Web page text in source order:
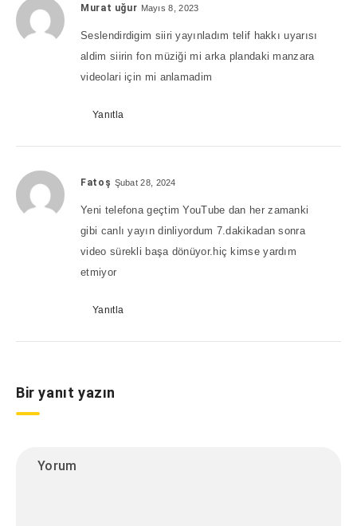
Murat uğur Mayıs 8, 2023
Seslendirdigim siiri yayınladım telif hakkı uyarısı
aldim siirin fon müziği mi arka plandaki manzara
videolari için mi anlamadim
Yanıtla
Fatoş Şubat 28, 2024
Yeni telefona geçtim YouTube dan her zamanki
gibi canlı yayın dinliyordum 7.dakikadan sonra
video sürekli başa dönüyor.hiç kimse yardım
etmiyor
Yanıtla
Bir yanıt yazın